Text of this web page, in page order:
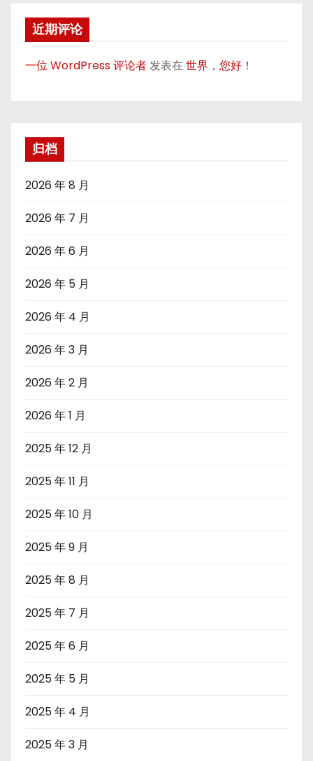
近期评论
一位 WordPress 评论者发表在世界，您好！
归档
2026 年 8 月
2026 年 7 月
2026 年 6 月
2026 年 5 月
2026 年 4 月
2026 年 3 月
2026 年 2 月
2026 年 1 月
2025 年 12 月
2025 年 11 月
2025 年 10 月
2025 年 9 月
2025 年 8 月
2025 年 7 月
2025 年 6 月
2025 年 5 月
2025 年 4 月
2025 年 3 月